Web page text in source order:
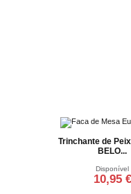
Trinchante de
BELO...
Disponível
10,95 €